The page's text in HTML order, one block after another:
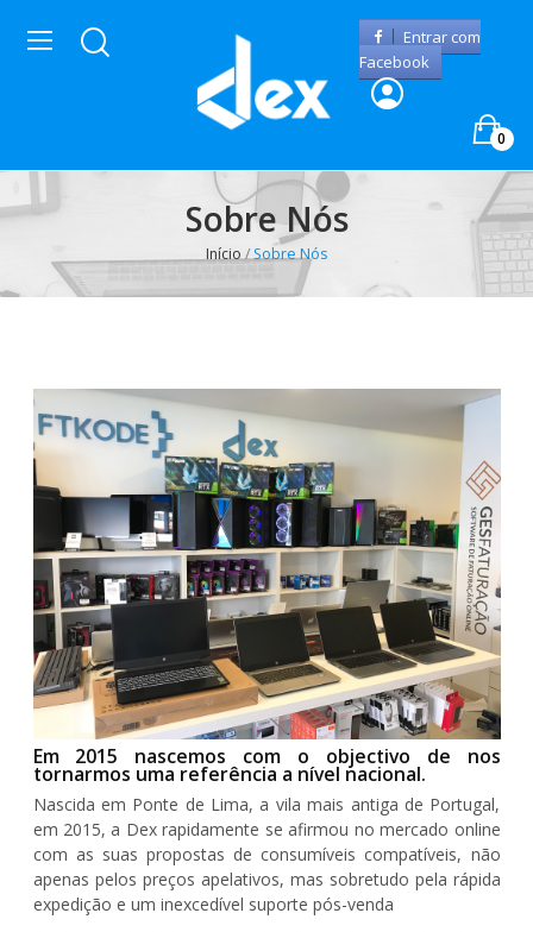
Entrar com
Facebook
0
Sobre Nós
Início Sobre Nós
Em 2015 nascemos com o objectivo de nos
tornarmos uma referência a nível nacional.
Nascida em Ponte de Lima, a vila mais antiga de Portugal,
em 2015, a Dex rapidamente se afirmou no mercado online
com as suas propostas de consumíveis compatíveis, não
apenas pelos preços apelativos, mas sobretudo pela rápida
expedição e um inexcedível suporte pós-venda